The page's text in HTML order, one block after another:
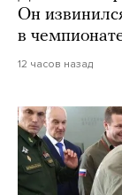
Он
в
12 часов назад